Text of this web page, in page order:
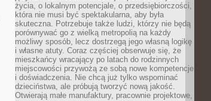
życia, o lokalnym potencjale, o przedsiębiorczości,
która nie musi być spektakularna, aby była
skuteczna. Potrzebuje także ludzi, którzy nie będą
porównywać go z wielką metropolią na każdy
możliwy sposób, lecz dostrzegą jego własną logikę
i własne atuty. Coraz częściej obserwuje się, że
mieszkańcy wracający po latach do rodzinnych
miejscowości przywożą ze sobą nowe kompetencje
i doświadczenia. Nie chcą już tylko wspominać
dzieciństwa, ale próbują tworzyć nową jakość.
Otwierają małe manufaktury, pracownie projektowe,